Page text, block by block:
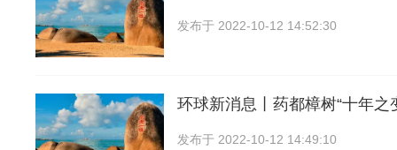
发布于 2022-10-12 14:52:30
环球新消息丨药都樟树“十年之
发布于 2022-10-12 14:49:10